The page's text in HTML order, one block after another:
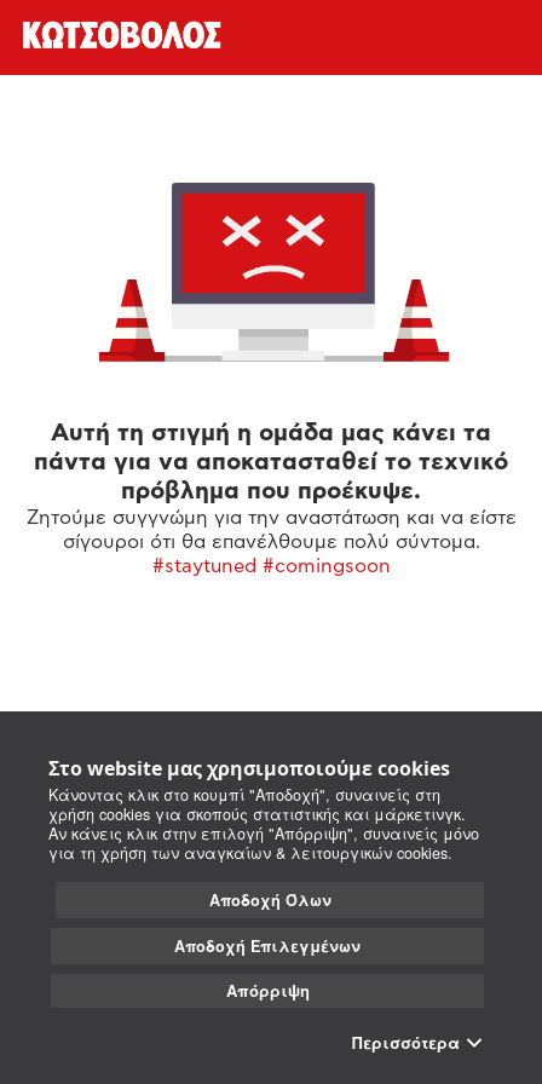
Στο website μας χρησιμοποιούμε cookies
Κάνοντας κλικ στο κουμπί "Αποδοχή", συναινείς στη
χρήση cookies για σκοπούς στατιστικής και μάρκετινγκ.
Αν κάνεις κλικ στην επιλογή "Απόρριψη", συναινείς μόνο
για τη χρήση των αναγκαίων & λειτουργικών cookies.
Αποδοχή Όλων
Αποδοχή Επιλεγμένων
Απόρριψη
Περισσότερα
Αυτή τη στιγμή η ομάδα μας κάνει τα
πάντα για να αποκατασταθεί το τεχνικό
πρόβλημα που προέκυψε.
Ζητούμε συγγνώμη για την αναστάτωση και να είστε
σίγουροι ότι θα επανέλθουμε πολύ σύντομα.
#staytuned #comingsoon